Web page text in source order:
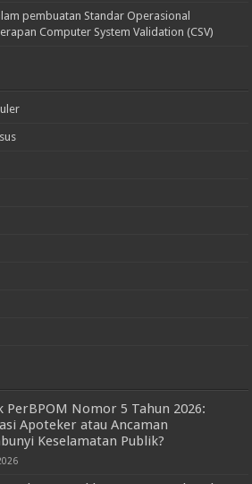
pembuatan Standar Operasional
Computer System Validation (CSV)
PerBPOM Nomor 5 Tahun 2026:
Apoteker atau Ancaman
Keselamatan Publik?